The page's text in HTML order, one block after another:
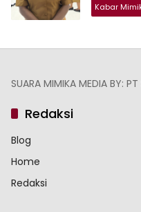
Kabar
SUARA MIMIKA MEDIA BY:
Redaksi
Blog
Home
Redaksi